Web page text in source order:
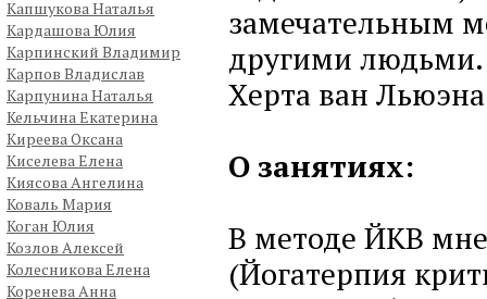
Капшукова Наталья
Кардашова Юлия
Карпинский Владимир
Карпов Владислав
Карпунина Наталья
Кельчина Екатерина
Киреева Оксана
Киселева Елена
Киясова Ангелина
Коваль Мария
Коган Юлия
Козлов Алексей
Колесникова Елена
Коренева Анна
замечательным
другими людьми.
Херта ван
О занятиях:
В методе ЙКВ
(Йогатерпия